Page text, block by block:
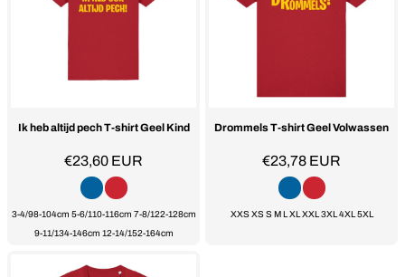
Ik heb altijd pech T-shirt Geel Kind
€23,60 EUR
3-4/98-104cm 5-6/110-116cm 7-8/122-128cm
9-11/134-146cm 12-14/152-164cm
Drommels T-shirt Geel Volwassen
€23,78 EUR
XXS XS S M L XL XXL 3XL 4XL 5XL